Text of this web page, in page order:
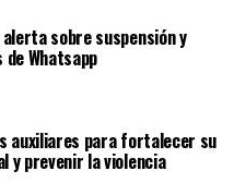
sobre suspensión y
Whatsapp
auxiliares para fortalecer su
y prevenir la violencia